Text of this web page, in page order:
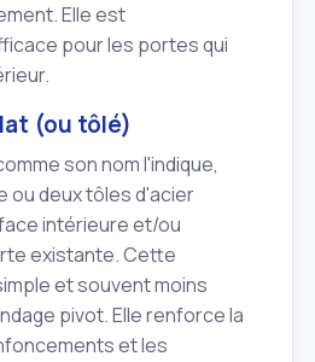
Elle est
pour les portes qui
(ou tôlé)
son nom l'indique,
ou deux tôles d'acier
intérieure et/ou
existante. Cette
et souvent moins
pivot. Elle renforce la
et les